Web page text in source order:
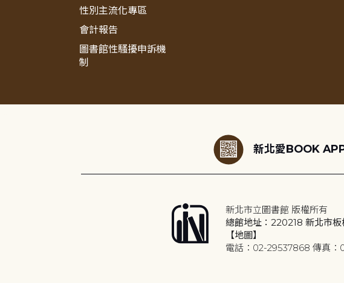
性別主流化專區
會計報告
圖書館性騷擾申訴機
制
新北愛BOOK
新北市立圖書館 版權所有
總館地址：220218 新北市
【地圖】
電話：02-29537868 傳真：